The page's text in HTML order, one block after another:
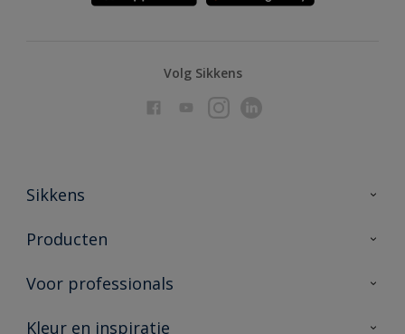
Volg Sikkens
Sikkens
Over Sikkens
Duurzaamheid
Producten
Producten voor binnen
Voor professionals
Advies & service
Kleur en inspiratie